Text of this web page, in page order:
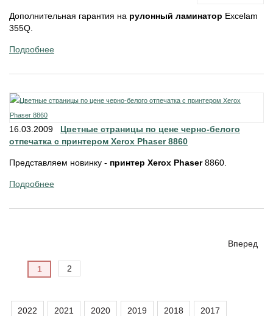
Дополнительная гарантия на рулонный ламинатор Excelam
355Q.
Подробнее
16.03.2009 Цветные страницы по цене черно-белого
отпечатка c принтером Xerox Phaser 8860
Представляем новинку - принтер Xerox Phaser8860.
Подробнее
Вперед
1 2
2022 2021 2020 2019 2018 2017